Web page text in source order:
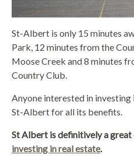
St-Albert is only 15 minutes
Park, 12 minutes from the
Moose Creek and 8 minutes
Country Club.
Anyone interested in
St-Albert for all its benefits.
St Albert is definitively a great
investing in real estate.